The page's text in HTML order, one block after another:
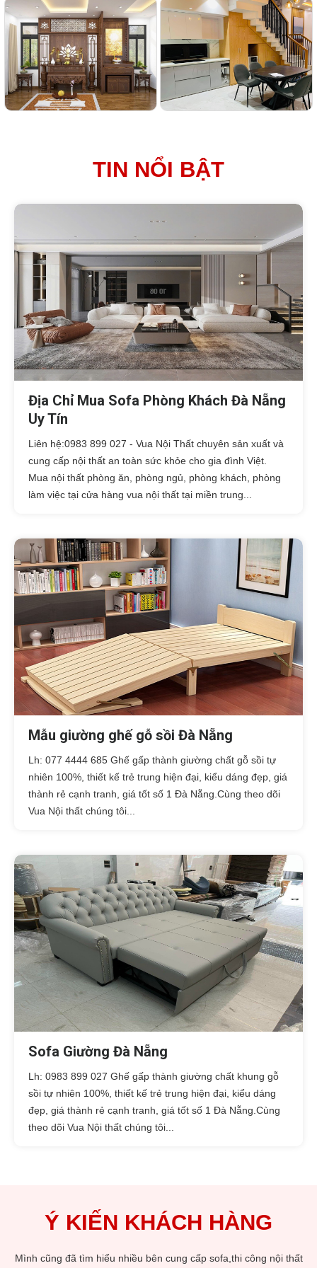
TIN NỔI BẬT
Địa Chỉ Mua Sofa Phòng Khách Đà Nẵng
Uy Tín
Liên hệ:0983 899 027 - Vua Nội Thất chuyên sản xuất và
cung cấp nội thất an toàn sức khỏe cho gia đình Việt.
Mua nội thất phòng ăn, phòng ngủ, phòng khách, phòng
làm việc tại cửa hàng vua nội thất tại miền trung...
Mẫu giường ghế gỗ sồi Đà Nẵng
Lh: 077 4444 685 Ghế gấp thành giường chất gỗ sồi tự
nhiên 100%, thiết kế trẻ trung hiện đại, kiểu dáng đẹp, giá
thành rẻ cạnh tranh, giá tốt số 1 Đà Nẵng.Cùng theo dõi
Vua Nội thất chúng tôi...
Sofa Giường Đà Nẵng
Lh: 0983 899 027 Ghế gấp thành giường chất khung gỗ
sồi tự nhiên 100%, thiết kế trẻ trung hiện đại, kiểu dáng
đẹp, giá thành rẻ cạnh tranh, giá tốt số 1 Đà Nẵng.Cùng
theo dõi Vua Nội thất chúng tôi...
Ý KIẾN KHÁCH HÀNG
Tôi mới lập gia đình và chuyển về nhà mới. Công việc bề bộn nên